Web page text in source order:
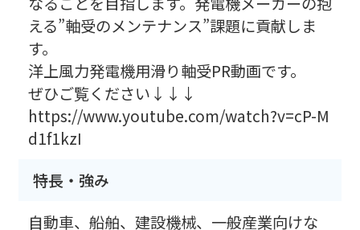
える”軸受のメンテナンス”課題に貢献しま
す。
洋上風力発電機用滑り軸受PR動画です。
ぜひご覧ください↓↓↓
https://www.youtube.com/watch?v=cP-M
d1f1kzI
特長・強み
自動車、船舶、建設機械、一般産業向けな